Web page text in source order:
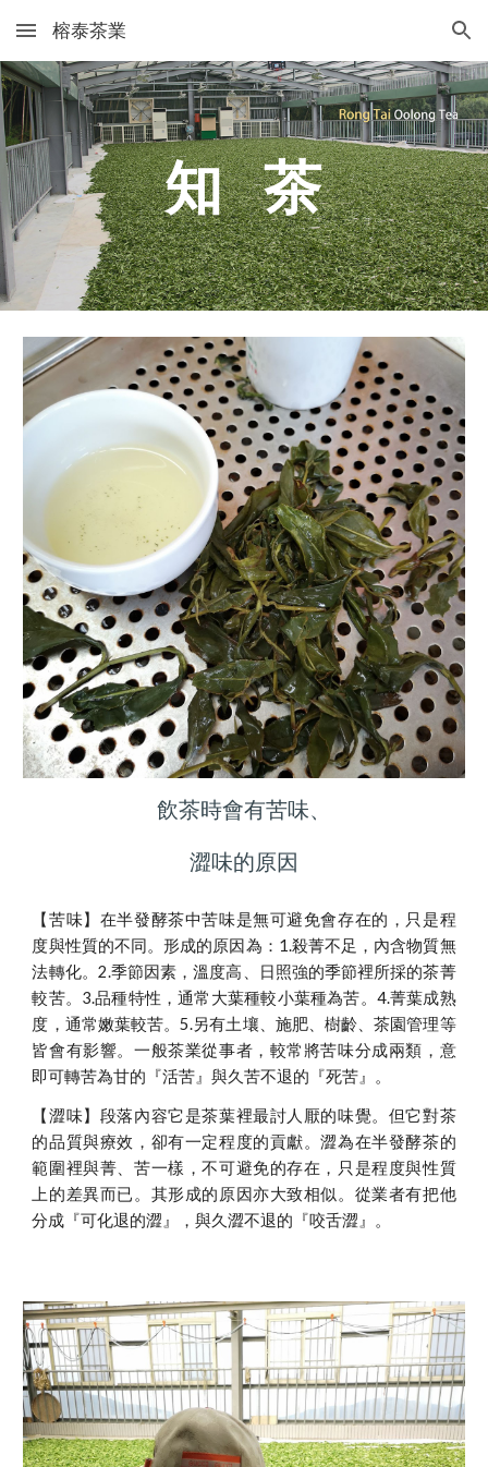
Skip to main content Skip to navigation
榕泰茶業
知 茶
飲茶時會有苦味、
澀味的原因
【苦味】在半發酵茶中苦味是無可避免會存在的，只是程
度與性質的不同。形成的原因為：1.殺菁不足，內含物質無
法轉化。2.季節因素，溫度高、日照強的季節裡所採的茶菁
較苦。3.品種特性，通常大葉種較小葉種為苦。4.菁葉成熟
度，通常嫩葉較苦。5.另有土壤、施肥、樹齡、茶園管理等
皆會有影響。一般茶業從事者，較常將苦味分成兩類，意
即可轉苦為甘的『活苦』與久苦不退的『死苦』。
【澀味】段落內容它是茶葉裡最討人厭的味覺。但它對茶
的品質與療效，卻有一定程度的貢獻。澀為在半發酵茶的
範圍裡與菁、苦一樣，不可避免的存在，只是程度與性質
上的差異而已。其形成的原因亦大致相似。從業者有把他
分成『可化退的澀』，與久澀不退的『咬舌澀』。